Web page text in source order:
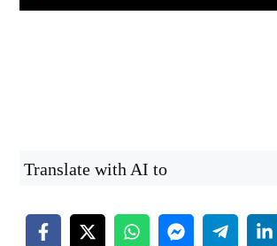
Translate with AI to